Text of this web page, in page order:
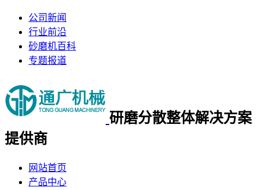
公司新闻
行业前沿
砂磨机百科
专题报道
研磨分散整体解决方案
提供商
网站首页
产品中心